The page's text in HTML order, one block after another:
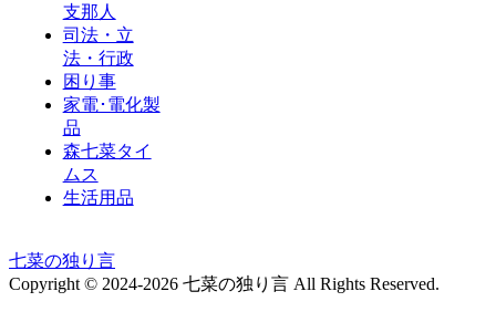
支那人
司法・立
法・行政
困り事
家電･電化製
品
森七菜タイ
ムス
生活用品
七菜の独り言
Copyright © 2024-2026 七菜の独り言 All Rights Reserved.